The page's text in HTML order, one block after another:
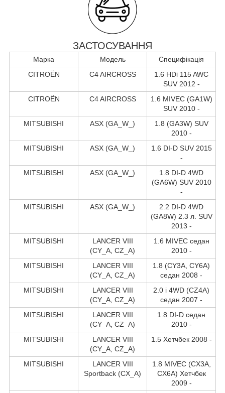
ЗАСТОСУВАННЯ
Марка Модель
Специфікація
CITROËN
C4 AIRCROSS
1.6 HDi 115 AWC
SUV 2012 -
CITROËN
C4 AIRCROSS
1.6 MIVEC (GA1W)
SUV 2010 -
MITSUBISHI
ASX (GA_W_)
1.8 (GA3W) SUV
2010 -
MITSUBISHI
ASX (GA_W_)
1.6 DI-D SUV 2015
-
MITSUBISHI
ASX (GA_W_)
1.8 DI-D 4WD
(GA6W) SUV 2010
-
MITSUBISHI
ASX (GA_W_)
2.2 DI-D 4WD
(GA8W) 2.3 л. SUV
2013 -
MITSUBISHI
LANCER VIII
(CY_A, CZ_A)
1.6 MIVEC седан
2010 -
MITSUBISHI
LANCER VIII
(CY_A, CZ_A)
1.8 (CY3A, CY6A)
седан 2008 -
MITSUBISHI
LANCER VIII
(CY_A, CZ_A)
2.0 i 4WD (CZ4A)
седан 2007 -
MITSUBISHI
LANCER VIII
(CY_A, CZ_A)
1.8 DI-D седан
2010 -
MITSUBISHI
LANCER VIII
(CY_A, CZ_A)
1.5 Хетчбек 2008 -
MITSUBISHI
LANCER VIII
Sportback (CX_A)
1.8 MIVEC (CX3A,
CX6A) Хетчбек
2009 -